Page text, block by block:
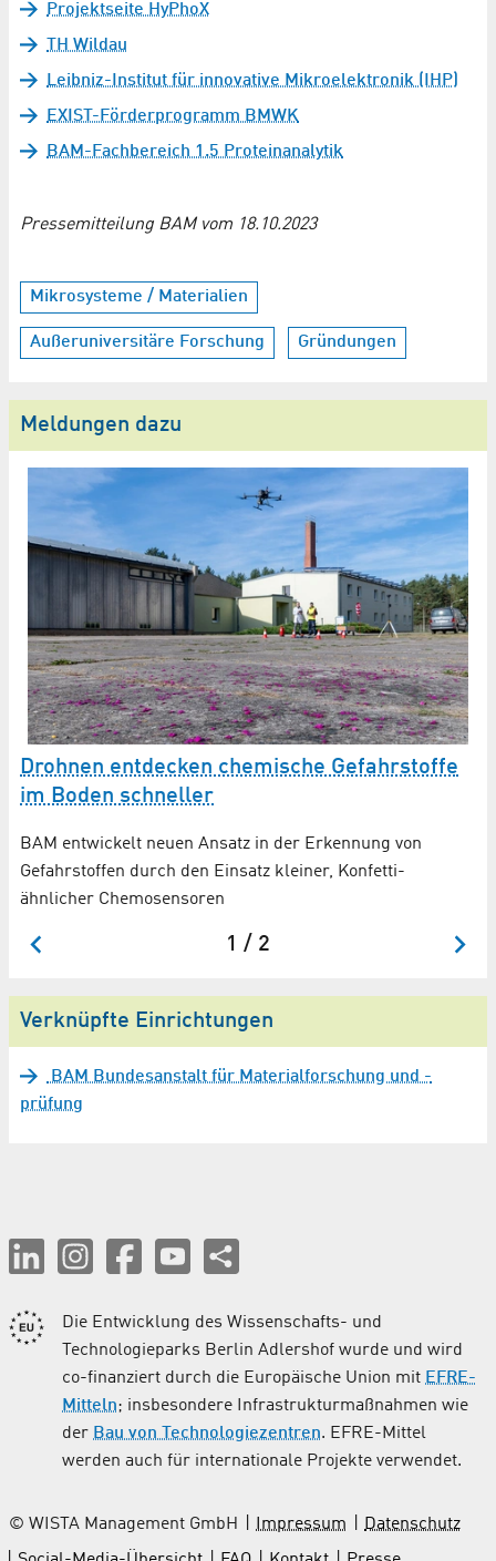
Projektseite HyPhoX
TH Wildau
Leibniz-Institut für innovative Mikroelektronik (IHP)
EXIST-Förderprogramm BMWK
BAM-Fachbereich 1.5 Proteinanalytik
Pressemitteilung BAM vom 18.10.2023
Mikrosysteme / Materialien
Außeruniversitäre Forschung Gründungen
Meldungen dazu
Drohnen entdecken chemische Gefahrstoffe
im Boden schneller
BAM entwickelt neuen Ansatz in der Erkennung von
Gefahrstoffen durch den Einsatz kleiner, Konfetti-
ähnlicher Chemosensoren
1 / 2
Verknüpfte Einrichtungen
BAM Bundesanstalt für Materialforschung und -
prüfung
Die Entwicklung des Wissenschafts- und
Technologieparks Berlin Adlershof wurde und wird
co-finanziert durch die Europäische Union mit EFRE-
Mitteln; insbesondere Infrastrukturmaßnahmen wie
der Bau von Technologiezentren. EFRE-Mittel
werden auch für internationale Projekte verwendet.
© WISTA Management GmbH Impressum
Datenschutz